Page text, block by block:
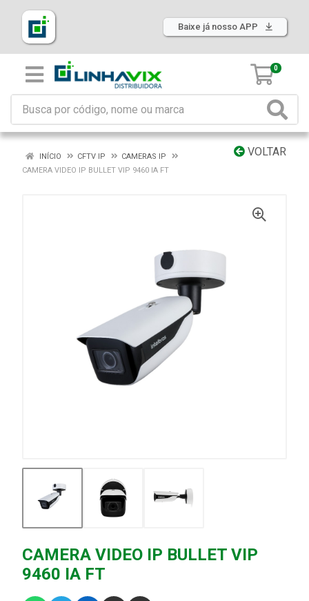
Baixe já nosso APP
0
VOLTAR
INÍCIO CFTV IP
CAMERAS IP
CAMERA VIDEO IP BULLET VIP 9460 IA FT
CAMERA VIDEO IP BULLET VIP
9460 IA FT